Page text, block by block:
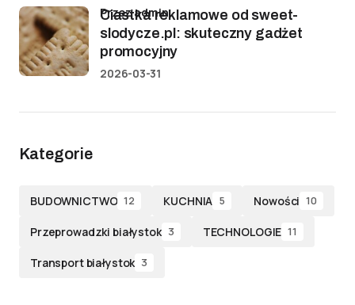
Ciastka reklamowe od sweet-
slodycze.pl: skuteczny gadżet
promocyjny
przez admin
2026-03-31
Kategorie
BUDOWNICTWO 12 KUCHNIA 5 Nowości 10
Przeprowadzki białystok 3 TECHNOLOGIE 11
Transport białystok 3